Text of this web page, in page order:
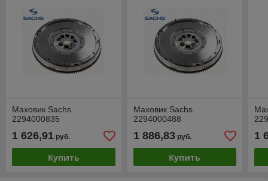
Маховик Sachs
2294000835
1 626,91 руб.
Купить
Маховик Sachs
2294000488
1 886,83руб.
Купить
1